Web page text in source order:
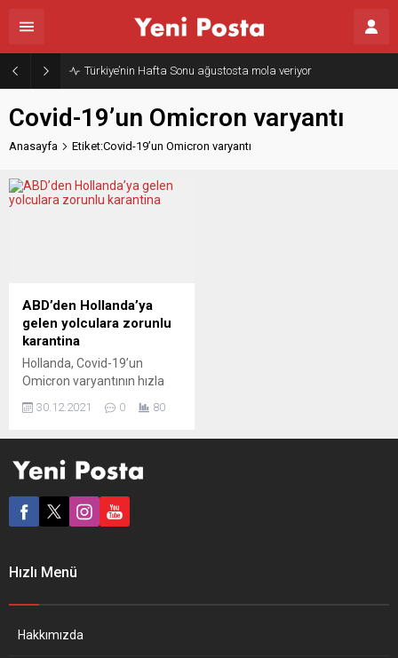
Türkiye’nin Hafta Sonu ağustosta mola veriyor
Covid-19’un Omicron varyantı
Anasayfa Etiket:Covid-19’un Omicron varyantı
ABD’den Hollanda’ya
gelen yolculara zorunlu
karantina
Hollanda, Covid-19’un
Omicron varyantının hızla
ABD’yi “çok yüksek riskli
zorunlu karantina kuralı
Bakanlığı, ABD’den
Hollanda’ya gelecek
güncelledi. Omicron varyantı
ülkeler” grubuna alındığı
30.12.2021 0 80
Hızlı Menü
Hakkımızda